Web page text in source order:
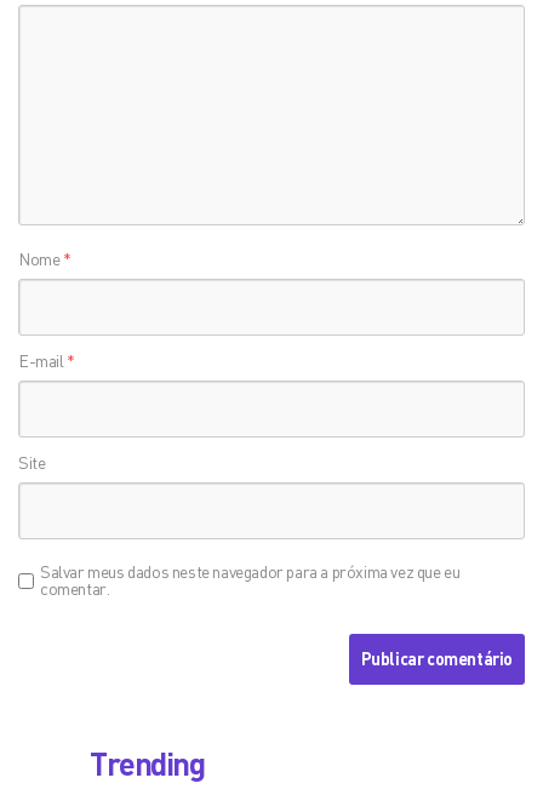
Nome*
E-mail *
Site
Salvar meus dados neste navegador para a próxima vez que eu
comentar.
Trending